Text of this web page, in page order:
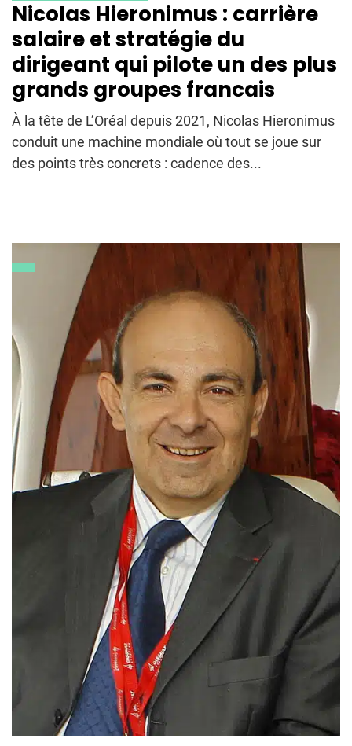
Nicolas Hieronimus : carrière
salaire et stratégie du
dirigeant qui pilote un des plus
grands groupes francais
À la tête de L’Oréal depuis 2021, Nicolas Hieronimus
conduit une machine mondiale où tout se joue sur
des points très concrets : cadence des...